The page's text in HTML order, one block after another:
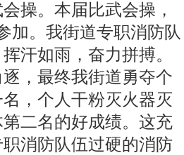
操。本届比武会操，
加。我街道专职消防队
汗如雨，奋力拼搏。
，最终我街道勇夺个
，个人干粉灭火器灭
二名的好成绩。这充
消防队伍过硬的消防